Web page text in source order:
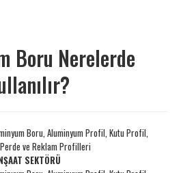
Boru Nerelerde
SEKTÖRÜ